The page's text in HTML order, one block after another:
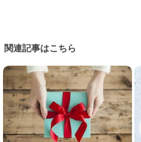
関連記事はこちら